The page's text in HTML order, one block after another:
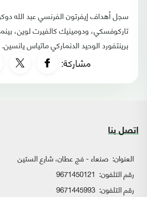
سجل أهداف إيفرتون الفرنسي عبد الله
تاركوفسكي، ودومينيك كالفيرت لوين،
برينتفورد الوحيد الدنماركي ماتياس يانسين.
مشاركة:
اتصل بنا
العنوان: صنعاء - فج عطان، شارع الستين
رقم التلفون: 9671450121
رقم التلفون: 9671445993